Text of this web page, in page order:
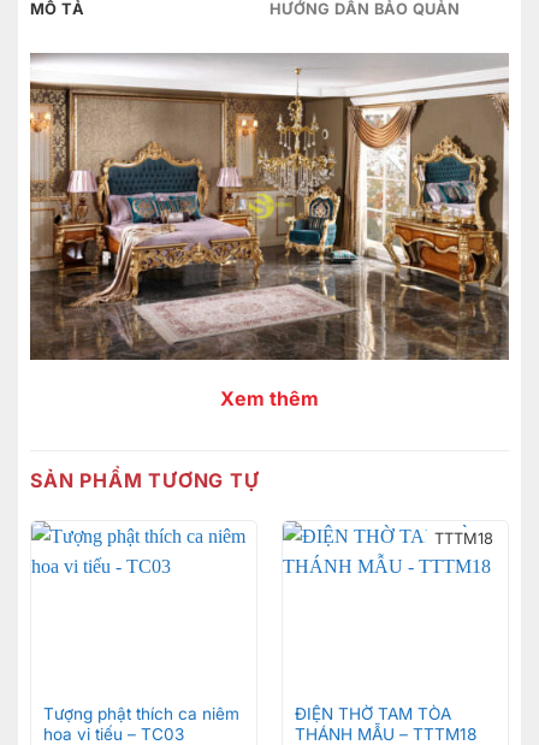
MÔ TẢ HƯỚNG DẪN BẢO QUẢN
Xem thêm
SẢN PHẨM TƯƠNG TỰ
Tượng phật thích ca niêm
hoa vi tiếu – TC03
TTTM18
ĐIỆN THỜ TAM TÒA
THÁNH MẪU – TTTM18